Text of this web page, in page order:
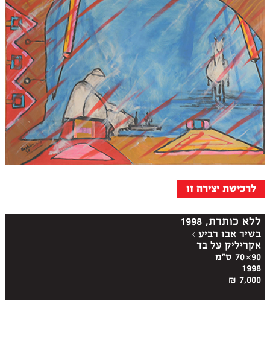
לרכישת יצירה זו
ללא כותרת, 1998
בשיר אבו רביע›
אקריליק על בד
90×70 ס"מ
1998
7,000 ₪